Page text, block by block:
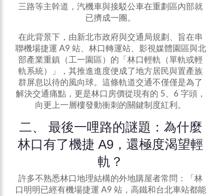
三路等主幹道，汽機車與接駁公車在重劃區內部就
已擠成一團。
在此背景下，由新北市政府與交通局規劃、旨在串
聯機場捷運 A9 站、林口轉運站、影視媒體園區與北
部產業重鎮（工一園區）的「林口輕軌（單軌或輕
軌系統）」，其推進進度便成了地方居民與置產族
群屏息以待的風向球。這條軌道交通不僅僅是為了
解決交通痛點，更是林口房價從現有的 5、6 字頭，
向更上一層樓發動衝刺的關鍵制度紅利。
二、 最後一哩路的謎題：為什麼
林口有了機捷 A9，還極度渴望輕
軌？
許多不熟悉林口地理結構的外地購屋者常問：「林
口明明已經有機場捷運 A9 站，高鐵和台北車站都能